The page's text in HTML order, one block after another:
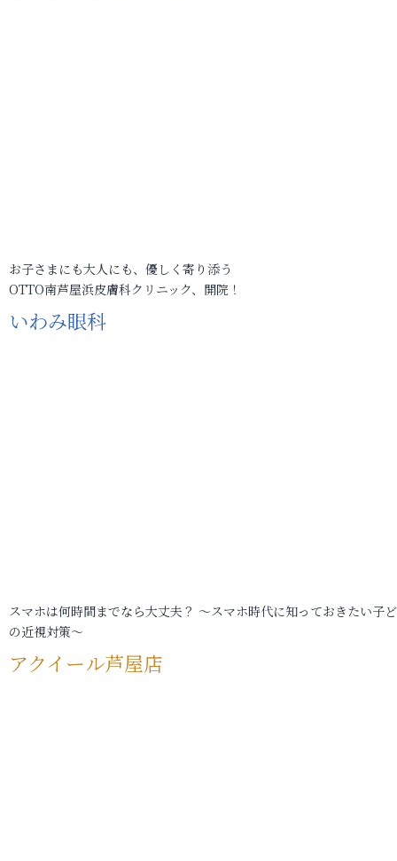
お子さまにも大人にも、優しく寄り添う
OTTO南芦屋浜皮膚科クリニック、開院！
いわみ眼科
スマホは何時間までなら大丈夫？ ～スマホ時代に知っておきたい子
の近視対策～
アクイール芦屋店